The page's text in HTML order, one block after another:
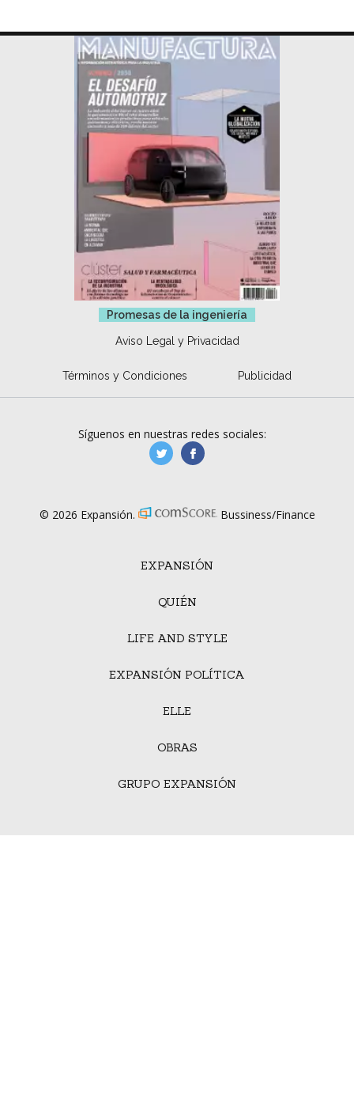
Promesas de la ingeniería
Aviso Legal y Privacidad
Términos y Condiciones Publicidad
EXPANSIÓN
QUIÉN
LIFE AND STYLE
EXPANSIÓN POLÍTICA
ELLE
OBRAS
GRUPO EXPANSIÓN
Síguenos en nuestras redes sociales:
manufacturaGE
© 2026 Expansión. Bussiness/Finance